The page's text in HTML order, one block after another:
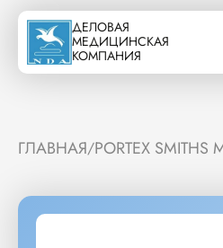
ДЕЛОВАЯ
МЕДИЦИНСКАЯ
КОМПАНИЯ
ГЛАВНАЯ/PORTEX SMITHS